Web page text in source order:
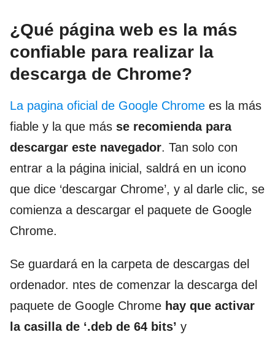
¿Qué página web es la más
confiable para realizar la
descarga de Chrome?
La pagina oficial de Google Chrome es la más
fiable y la que más se recomienda para
descargar este navegador. Tan solo con
entrar a la página inicial, saldrá en un icono
que dice ‘descargar Chrome’, y al darle clic, se
comienza a descargar el paquete de Google
Chrome.
Se guardará en la carpeta de descargas del
ordenador. ntes de comenzar la descarga del
paquete de Google Chrome hay que activar
la casilla de ‘.deb de 64 bits’ y